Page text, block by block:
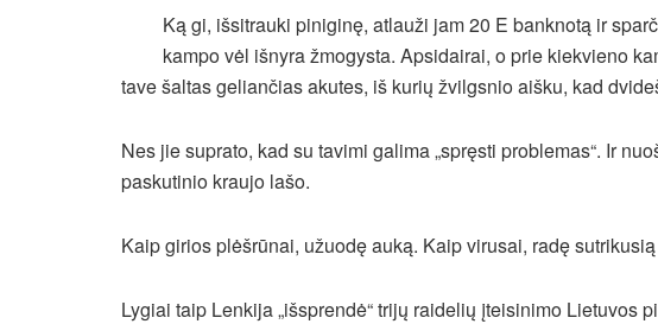
Ką gi, išsitrauki piniginę, atlauži jam 20 E banknotą ir
kampo vėl išnyra žmogysta. Apsidairai, o prie kiekvieno
tave šaltas geliančias akutes, iš kurių žvilgsnio aišku, kad
Nes jie suprato, kad su tavimi galima „spręsti problemas“. Ir
paskutinio kraujo lašo.
Kaip girios plėšrūnai, užuodę auką. Kaip virusai, radę
Lygiai taip Lenkija „išsprendė“ trijų raidelių įteisinimo Lietuvos